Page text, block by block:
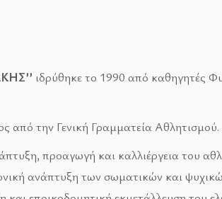
ιδρύθηκε το 1990 από καθηγητές
από την Γενική Γραμματεία Αθλητισμού.
προαγωγή και καλλιέργεια του
ανάπτυξη των σωματικών και